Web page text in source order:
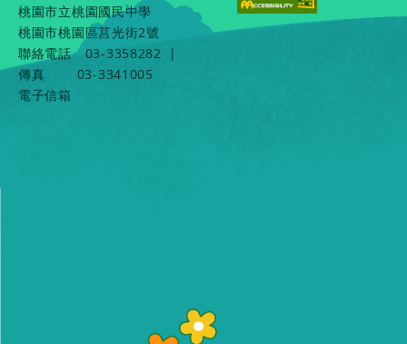
桃園市立桃園國民中學
桃園市桃園區莒光街2號
聯絡電話
03-3358282
|
傳真
03-3341005
電子信箱